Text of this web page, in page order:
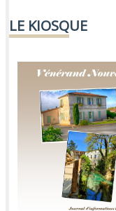
LE KIOSQUE